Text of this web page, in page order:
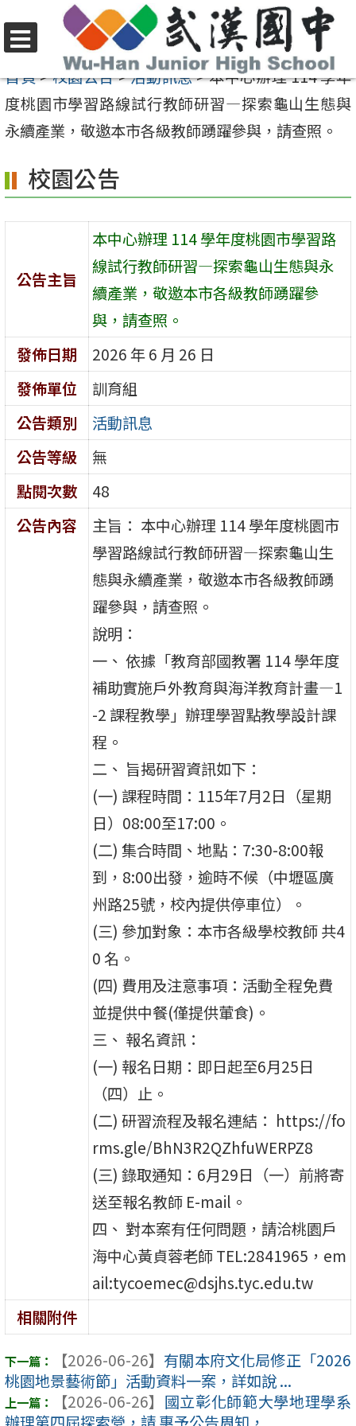
至
要
內
區
選
單
首頁>校園公告>活動訊息>本中心辦理 114 學年
度桃園市學習路線試行教師研習—探索龜山生態與
永續產業，敬邀本市各級教師踴躍參與，請查照。
校園公告
公告主旨
本中心辦理 114 學年度桃園市學習路
線試行教師研習—探索龜山生態與永
續產業，敬邀本市各級教師踴躍參
與，請查照。
發佈日期
2026 年 6 月 26 日
發佈單位
訓育組
公告類別
活動訊息
公告等級
無
點閱次數
48
公告內容
主旨： 本中心辦理 114 學年度桃園市
學習路線試行教師研習—探索龜山生
態與永續產業，敬邀本市各級教師踴
躍參與，請查照。
說明：
一、 依據「教育部國教署 114 學年度
補助實施戶外教育與海洋教育計畫—1
-2 課程教學」辦理學習點教學設計課
程。
二、 旨揭研習資訊如下：
(一) 課程時間：115年7月2日（星期
日）08:00至17:00。
(二) 集合時間、地點：7:30-8:00報
到，8:00出發，逾時不候（中壢區廣
州路25號，校內提供停車位）。
(三) 參加對象：本市各級學校教師 共4
0 名。
(四) 費用及注意事項：活動全程免費
並提供中餐(僅提供葷食)。
三、 報名資訊：
(一) 報名日期：即日起至6月25日
（四）止。
(二) 研習流程及報名連結： https://fo
rms.gle/BhN3R2QZhfuWERPZ8
(三) 錄取通知：6月29日（一）前將寄
送至報名教師 E-mail。
四、 對本案有任何問題，請洽桃園戶
海中心黃貞蓉老師 TEL:2841965，em
ail:tycoemec@dsjhs.tyc.edu.tw
相關附件
【2026-06-26】 有關本府文化局修正「2026
桃園地景藝術節」活動資料一案，詳如說 ...
【2026-06-26】 國立彰化師範大學地理學系